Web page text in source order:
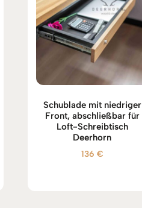
Schublade mit niedriger
Front, abschließbar für
Loft-Schreibtisch
Deerhorn
136 €